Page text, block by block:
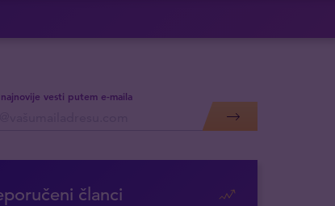
vesti putem e-maila
članci